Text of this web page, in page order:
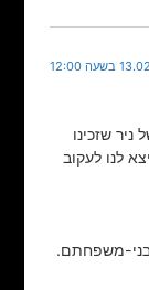
בשעה 12:00
שזכינו
לנו לעקוב
משפחתם.